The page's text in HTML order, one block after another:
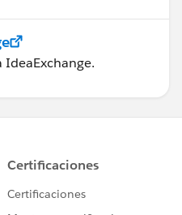
IdeaExchange.